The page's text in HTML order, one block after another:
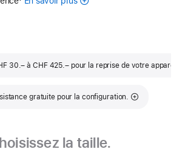
de
30.– à CHF 425.– pour la reprise de votre appareil
gratuite pour la configuration.
la taille.